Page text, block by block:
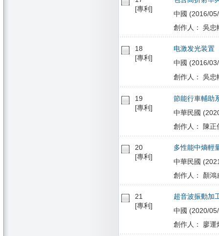
[專利]
中國 (2016/
創作人： 吳忠
18
[專利]
电激发光装置
中國 (2016/
創作人： 吳
19
[專利]
節能行車輔助
中華民國
創作人： 陳正
20
[專利]
多性能中熵輕
中華民國
創作人： 顏鴻
21
[專利]
超音波振動加
中國 (2020/
創作人： 廖運